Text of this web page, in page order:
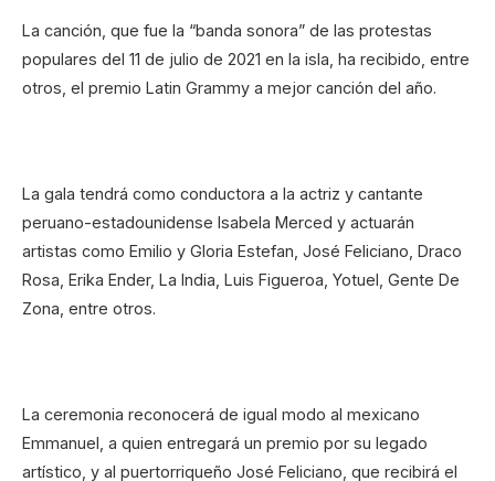
La canción, que fue la “banda sonora” de las protestas
populares del 11 de julio de 2021 en la isla, ha recibido, entre
otros, el premio Latin Grammy a mejor canción del año.
La gala tendrá como conductora a la actriz y cantante
peruano-estadounidense Isabela Merced y actuarán
artistas como Emilio y Gloria Estefan, José Feliciano, Draco
Rosa, Erika Ender, La India, Luis Figueroa, Yotuel, Gente De
Zona, entre otros.
La ceremonia reconocerá de igual modo al mexicano
Emmanuel, a quien entregará un premio por su legado
artístico, y al puertorriqueño José Feliciano, que recibirá el